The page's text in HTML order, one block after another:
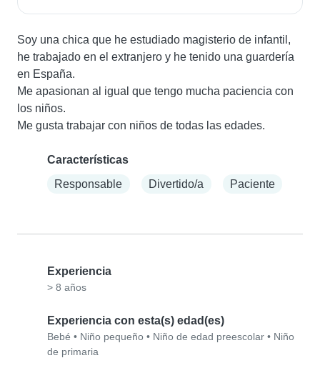
Soy una chica que he estudiado magisterio de infantil,
he trabajado en el extranjero y he tenido una guardería
en España.
Me apasionan al igual que tengo mucha paciencia con
los niños.
Me gusta trabajar con niños de todas las edades.
Características
Responsable
Divertido/a Paciente
Experiencia
> 8 años
Experiencia con esta(s) edad(es)
Bebé • Niño pequeño • Niño de edad preescolar • Niño
de primaria